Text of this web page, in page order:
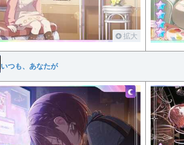
拡大
いつも、あなたが